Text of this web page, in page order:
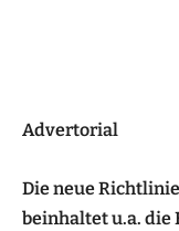
Advertorial
Die neue
beinhaltet u.a. die